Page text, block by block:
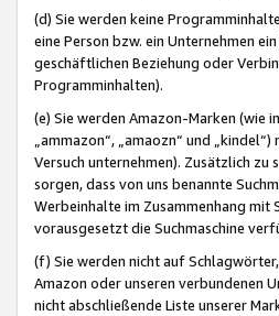
(d) Sie werden keine
eine Person bzw. ein Unternehmen
geschäftlichen Beziehung oder
Programminhalten).
(e) Sie werden Amazon-Marken (wie
„ammazon“, „amaozn“ und
Versuch unternehmen). Zusätzlich
sorgen, dass von uns benannte
Werbeinhalte im Zusammenhang mit
vorausgesetzt die Suchmaschine
(f) Sie werden nicht auf
Amazon oder unseren verbundenen
nicht abschließende Liste unserer